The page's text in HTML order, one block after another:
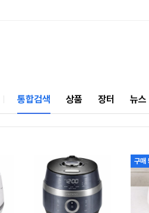
통합검색 상품 장터 뉴스
구매